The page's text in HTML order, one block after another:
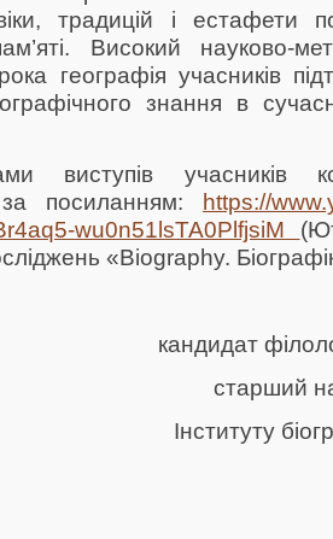
традицій і естафети
Високий науково-
географія учасників
знання в
виступів учасників
посиланням: https://
wu0n51lsTA0PlfjsiM
«Biography.
кандидат
старший
Інституту